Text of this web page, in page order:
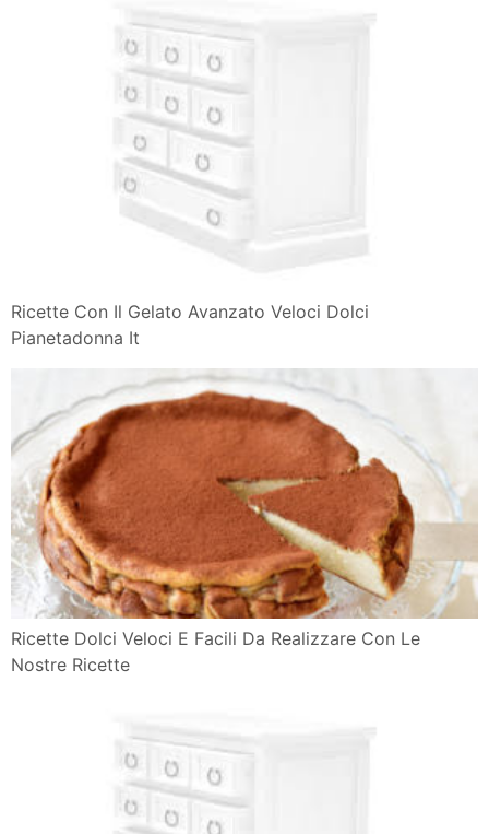
Ricette Con Il Gelato Avanzato Veloci Dolci
Pianetadonna It
Ricette Dolci Veloci E Facili Da Realizzare Con Le
Nostre Ricette